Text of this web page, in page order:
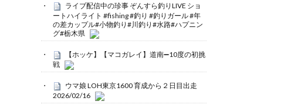
ライブ配信中の珍事 ぞんすら釣りLIVE ショ
ートハイライト #fishing #釣り #釣りガール #年
の差カップル#小物釣り#川釣り#水路#ハプニン
グ#栃木県
【ホッケ】【マコガレイ】道南➖10度の初挑
戦
ウマ娘 LOH東京1600 育成から２日目出走
2026/02/16